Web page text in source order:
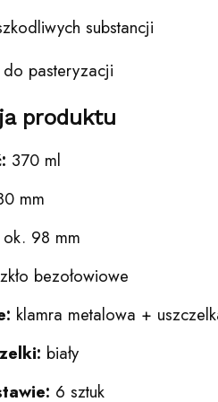
substancji
pasteryzacji
produktu
370 ml
mm
ok. 98 mm
bezołowiowe
klamra metalowa +
biały
6 sztuk